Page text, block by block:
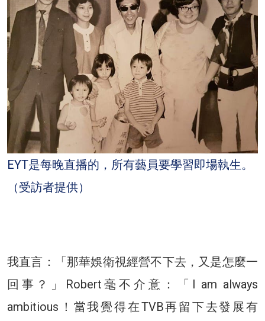
EYT是每晚直播的，所有藝員要學習即場執生。
（受訪者提供）
我直言：「那華娛衛視經營不下去，又是怎麼一
回事？」Robert毫不介意：「I am always
ambitious！當我覺得在TVB再留下去發展有